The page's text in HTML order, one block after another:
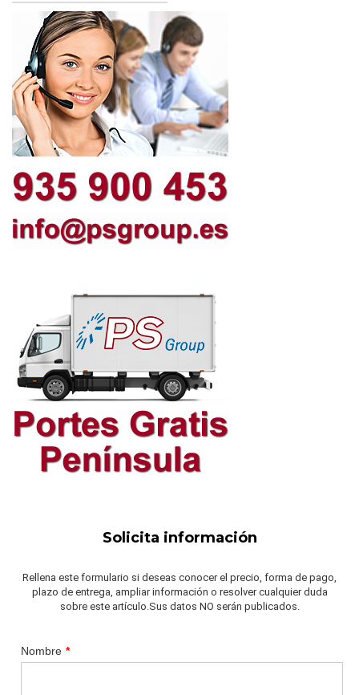
Solicita información
Rellena este formulario si deseas conocer el precio, forma de pago,
plazo de entrega, ampliar información o resolver cualquier duda
sobre este artículo.Sus datos NO serán publicados.
Nombre *